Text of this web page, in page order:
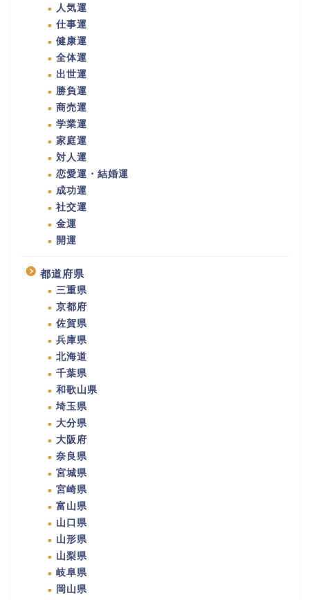
人気運
仕事運
健康運
全体運
出世運
勝負運
商売運
学業運
家庭運
対人運
恋愛運・結婚運
成功運
社交運
金運
開運
都道府県
三重県
京都府
佐賀県
兵庫県
北海道
千葉県
和歌山県
埼玉県
大分県
大阪府
奈良県
宮城県
宮崎県
富山県
山口県
山形県
山梨県
岐阜県
岡山県